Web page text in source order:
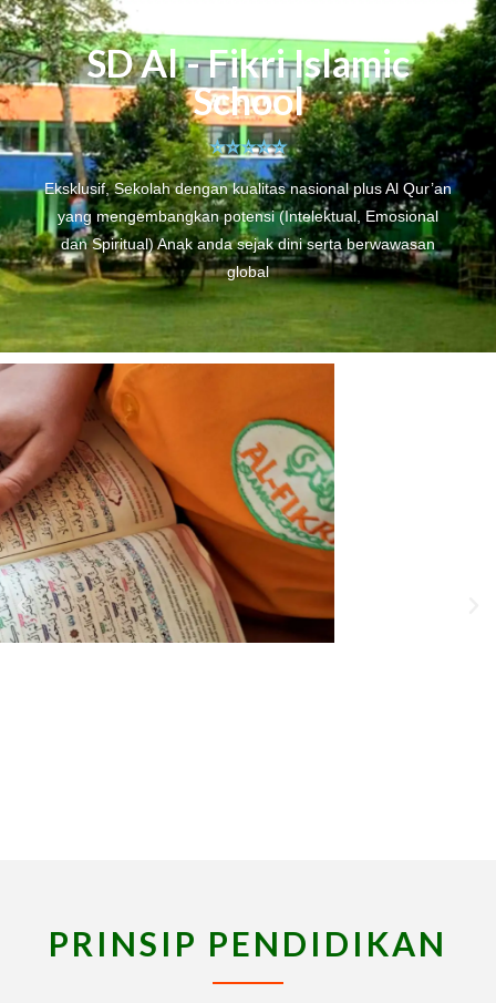
SD Al - Fikri Islamic
School
⭐️⭐️⭐️⭐️⭐️
Eksklusif, Sekolah dengan kualitas nasional plus Al Qur’an
yang mengembangkan potensi (Intelektual, Emosional
dan Spiritual) Anak anda sejak dini serta berwawasan
global
PRINSIP PENDIDIKAN